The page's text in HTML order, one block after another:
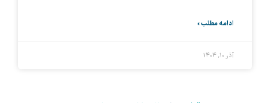
ادامه مطلب »
آذر ۱۰, ۱۴۰۴